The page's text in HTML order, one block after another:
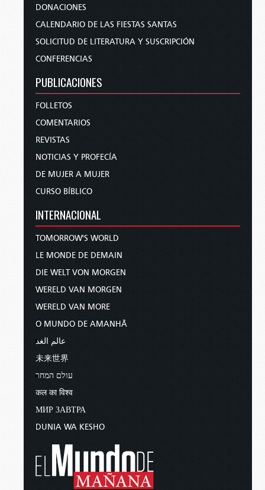
DONACIONES
CALENDARIO DE LAS FIESTAS SANTAS
SOLICITUD DE LITERATURA Y SUSCRIPCIÓN
CONFERENCIAS
PUBLICACIONES
FOLLETOS
COMENTARIOS
REVISTAS
NOTICIAS Y PROFECÍA
DE MUJER A MUJER
CURSO BÍBLICO
INTERNACIONAL
TOMORROW'S WORLD
LE MONDE DE DEMAIN
DIE WELT VON MORGEN
WERELD VAN MORGEN
WERELD VAN MORE
O MUNDO DE AMANHÃ
عالم الغد
未来世界
עולם המחר
कल का विश्व
МИР ЗАВТРА
DUNIA WA KESHO